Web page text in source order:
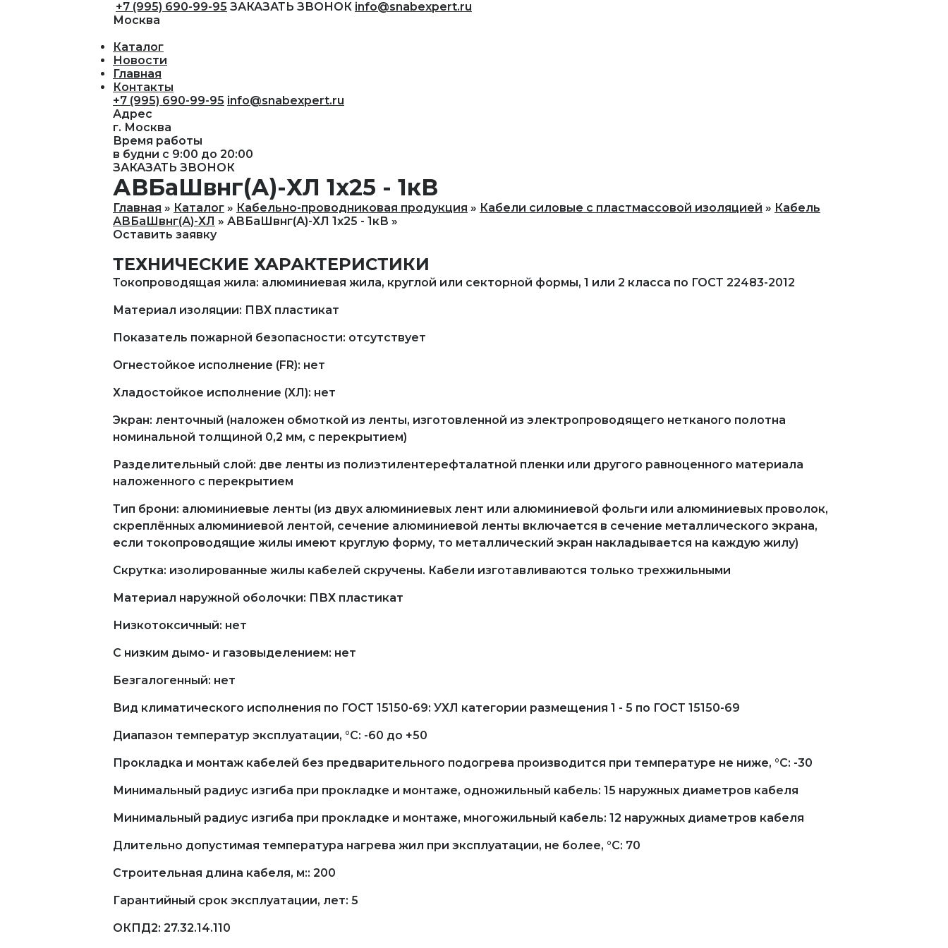
+7 (995) 690-99-95 ЗАКАЗАТЬ ЗВОНОК info@snabexpert.ru
Москва
Каталог
Новости
Главная
Контакты
+7 (995) 690-99-95 info@snabexpert.ru
Адрес
г. Москва
Время работы
в будни с 9:00 до 20:00
ЗАКАЗАТЬ ЗВОНОК
АВБаШвнг(А)-ХЛ 1х25 - 1кВ
Главная Каталог Кабельно-проводниковая продукция Кабели силовые с пластмассовой изоляцией
Кабель
АВБаШвнг(А)-ХЛ
АВБаШвнг(А)-ХЛ 1х25 - 1кВ
Оставить заявку
ТЕХНИЧЕСКИЕ ХАРАКТЕРИСТИКИ
Токопроводящая жила: алюминиевая жила, круглой или секторной формы, 1 или 2 класса по ГОСТ 22483-2012
Материал изоляции: ПВХ пластикат
Показатель пожарной безопасности: отсутствует
Огнестойкое исполнение (FR): нет
Хладостойкое исполнение (ХЛ): нет
Экран: ленточный (наложен обмоткой из ленты, изготовленной из электропроводящего нетканого полотна
номинальной толщиной 0,2 мм, с перекрытием)
Разделительный слой: две ленты из полиэтилентерефталатной пленки или другого равноценного материала
наложенного с перекрытием
Тип брони: алюминиевые ленты (из двух алюминиевых лент или алюминиевой фольги или алюминиевых проволок,
скреплённых алюминиевой лентой, сечение алюминиевой ленты включается в сечение металлического экрана,
если токопроводящие жилы имеют круглую форму, то металлический экран накладывается на каждую жилу)
Скрутка: изолированные жилы кабелей скручены. Кабели изготавливаются только трехжильными
Материал наружной оболочки: ПВХ пластикат
Низкотоксичный: нет
С низким дымо- и газовыделением: нет
Безгалогенный: нет
Вид климатического исполнения по ГОСТ 15150-69: УХЛ категории размещения 1 - 5 по ГОСТ 15150-69
Диапазон температур эксплуатации, °С: -60 до +50
Прокладка и монтаж кабелей без предварительного подогрева производится при температуре не ниже, °С: -30
Минимальный радиус изгиба при прокладке и монтаже, одножильный кабель: 15 наружных диаметров кабеля
Минимальный радиус изгиба при прокладке и монтаже, многожильный кабель: 12 наружных диаметров кабеля
Длительно допустимая температура нагрева жил при эксплуатации, не более, °С: 70
Строительная длина кабеля, м:: 200
Гарантийный срок эксплуатации, лет: 5
ОКПД2: 27.32.14.110